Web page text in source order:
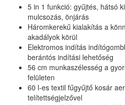
5 in 1 funkció: gyűjtés, hátsó
mulcsozás, önjárás
Háromkerekű kialakítás a
akadályok körül
Elektromos indítás
berántós indítási lehetőség
56 cm munkaszélesség a
felületen
60 l-es textil fűgyűjtő kosár
telítettségjelzővel